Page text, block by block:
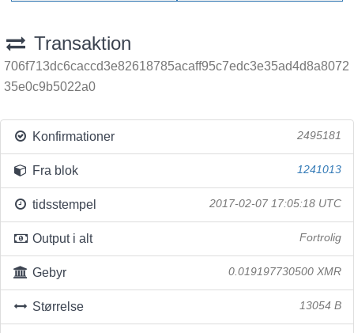
Transaktion
706f713dc6caccd3e82618785acaff95c7edc3e35ad4d8a8072
35e0c9b5022a0
Konfirmationer 2495181
Fra blok 1241013
tidsstempel 2017-02-07 17:05:18 UTC
Output i alt Fortrolig
Gebyr 0.019197730500 XMR
Størrelse 13054 B